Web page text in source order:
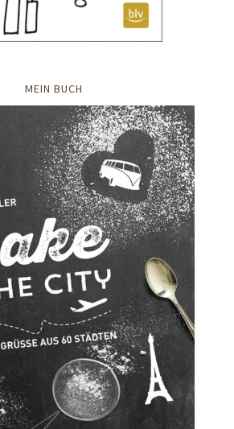
MEIN BUCH